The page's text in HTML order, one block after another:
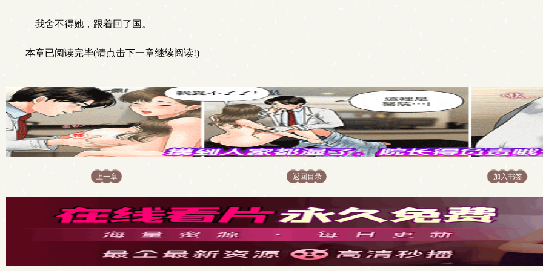
我舍不得她，跟着回了国。
本章已阅读完毕(请点击下一章继续阅读!)
上一章 返回目录 加入书签